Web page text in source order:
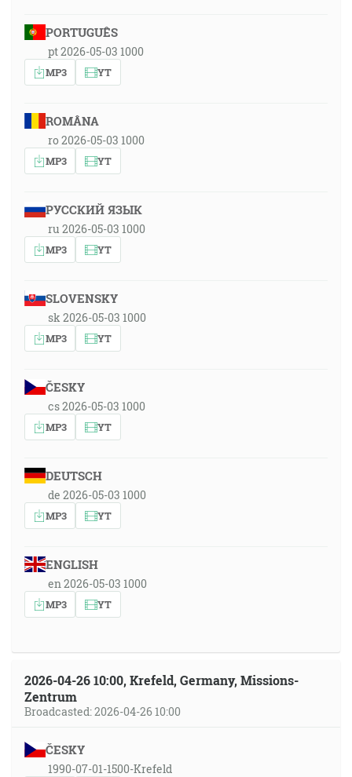
PORTUGUÊS
pt 2026-05-03 1000
MP3 YT
ROMÂNA
ro 2026-05-03 1000
MP3 YT
РУССКИЙ ЯЗЫК
ru 2026-05-03 1000
MP3 YT
SLOVENSKY
sk 2026-05-03 1000
MP3 YT
ČESKY
cs 2026-05-03 1000
MP3 YT
DEUTSCH
de 2026-05-03 1000
MP3 YT
ENGLISH
en 2026-05-03 1000
MP3 YT
2026-04-26 10:00, Krefeld, Germany, Missions-
Zentrum
Broadcasted: 2026-04-26 10:00
ČESKY
1990-07-01-1500-Krefeld